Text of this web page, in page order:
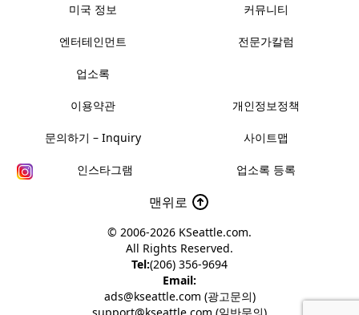
미국 정보 커뮤니티
엔터테인먼트 전문가칼럼
업소록
이용약관 개인정보정책
문의하기 – Inquiry 사이트맵
인스타그램 업소록 등록
맨위로
© 2006-2026 KSeattle.com.
All Rights Reserved.
Tel:(206) 356-9694
Email:
ads@kseattle.com (광고문의)